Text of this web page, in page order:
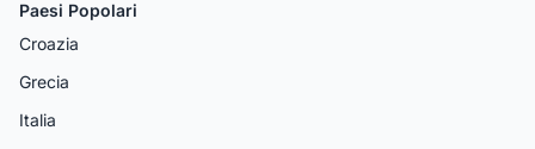
Paesi Popolari
Croazia
Grecia
Italia